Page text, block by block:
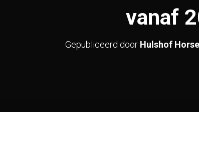
vanaf
Gepubliceerd door Hulshof